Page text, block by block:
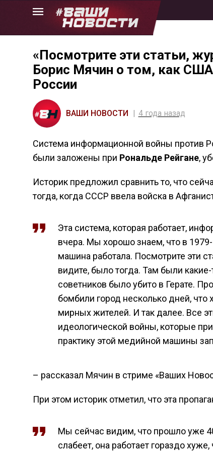
Skip
«Посмотрите эти статьи,
Борис Мячин о том, как
России
ВАШИ НОВОСТИ 4 года назад
Система информационной войны против
были заложены при Рональде Рейгане,
Историк предложил сравнить то, что
тогда, когда СССР ввела войска в
Эта система, которая работает,
вчера. Мы хорошо знаем, что в 1979-
машина работала. Посмотрите эти
видите, было тогда. Там были
советников было убито в Герате.
бомбили город несколько дней,
мирных жителей. И так далее. Все
идеологической войны, которые
практику этой медийной машины
– рассказал Мячин в стриме «Ваших
При этом историк отметил, что эта
Мы сейчас видим, что прошло уже
слабеет, она работает гораздо